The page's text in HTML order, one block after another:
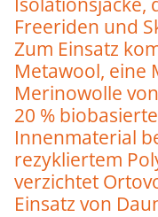
Freeriden und
Zum Einsatz
Metawool, eine
Merinowolle
20 %
Innenmaterial
rezykliertem
verzichtet
Einsatz von